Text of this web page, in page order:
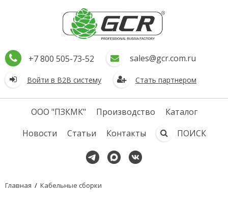
+7 800 505-73-52 sales@gcr.com.ru
Войти в В2В систему Стать партнером
ООО "ПЗКМК" Производство
Каталог
Новости
Статьи Контакты ПОИСК
Главная / Кабельные сборки